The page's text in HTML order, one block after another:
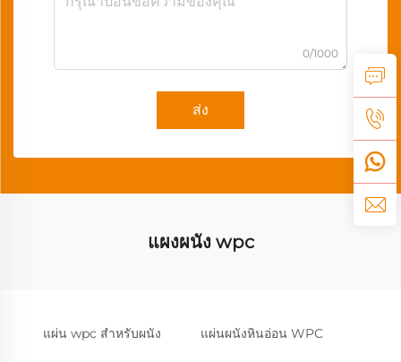
0/1000
ส่ง
แผงผนัง wpc
แผ่น wpc สำหรับผนัง แผ่นผนังหินอ่อน WPC